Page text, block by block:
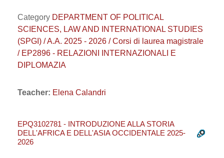
Category DEPARTMENT OF POLITICAL
SCIENCES, LAW AND INTERNATIONAL STUDIES
(SPGI) / A.A. 2025 - 2026 / Corsi di laurea magistrale
/ EP2896 - RELAZIONI INTERNAZIONALI E
DIPLOMAZIA
Teacher: Elena Calandri
EPQ3102781 - INTRODUZIONE ALLA STORIA
DELL'AFRICA E DELL'ASIA OCCIDENTALE 2025-
2026